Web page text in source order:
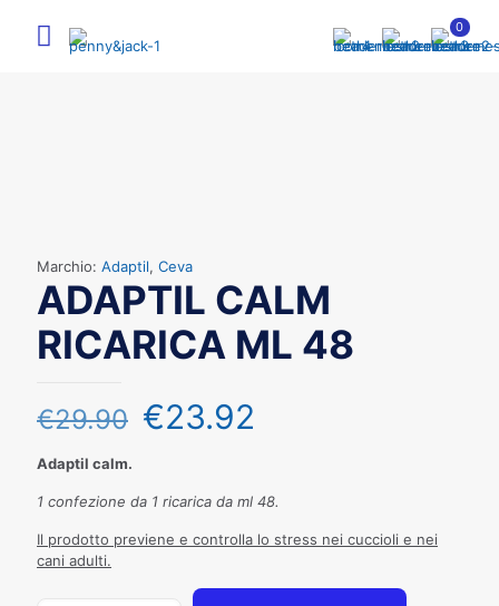
0
Marchio: Adaptil, Ceva
ADAPTIL CALM
RICARICA ML 48
€29.90 €23.92
Adaptil calm.
1 confezione da 1 ricarica da ml 48.
Il prodotto previene e controlla lo stress nei cuccioli e nei
cani adulti.